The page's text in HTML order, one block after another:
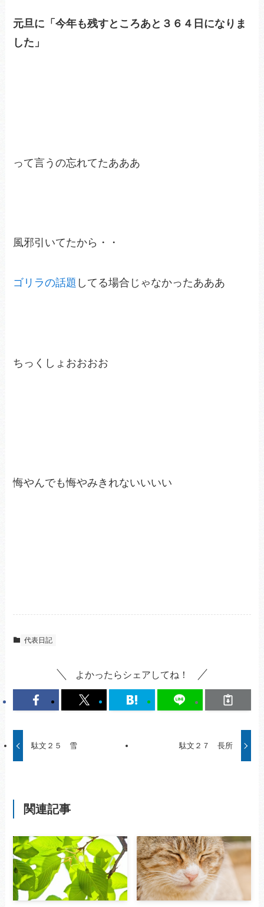
元旦に「今年も残すところあと３６４日になりま
した」
って言うの忘れてたあああ
風邪引いてたから・・
ゴリラの話題 してる場合じゃなかったあああ
ちっくしょおおおお
悔やんでも悔やみきれないいいい
代表日記
よかったらシェアしてね！
駄文２５ 雪 駄文２７ 長所
関連記事